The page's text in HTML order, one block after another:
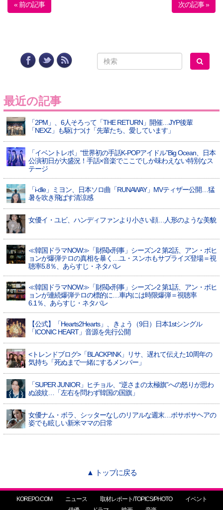
« 前の記事 次の記事 »
最近の記事
「2PM」、6人そろって「THE RETURN」開催…JYP後輩
「NEXZ」も駆けつけ「先輩たち、愛しています」
「イベントレポ」“世界初の手話K-POPアイドル”Big Ocean、日本
公演初日が大盛況！手話×音楽でここでしか味わえない特別なス
テージ
「i-dle」ミヨン、日本ソロ曲「RUNAWAY」MVティザー公開…猛
暑を吹き飛ばす清涼感
女優イ・ユビ、ハンディファンより小さい顔…人形のような美貌
≪韓国ドラマNOW≫「財閥x刑事」シーズン2 第2話、アン・ボヒ
ョンが爆弾テロの真相を暴く…ユ・スンホもサプライズ登場＝視
聴率5.8％、あらすじ・ネタバレ
≪韓国ドラマNOW≫「財閥x刑事」シーズン2 第1話、アン・ボヒ
ョンが連続爆弾テロの標的に…車内には時限爆弾＝視聴率
6.1％、あらすじ・ネタバレ
【公式】「Hearts2Hearts」、きょう（9日）日本1stシングル
「ICONIC HEART」音源を先行公開
<トレンドブログ>「BLACKPINK」リサ、遅れて伝えた10周年の
気持ち「死ぬまで一緒にするメンバー」
「SUPER JUNIOR」ヒチョル、“逆さまの太極旗”への怒りが思わ
ぬ波紋…「左右を問わず韓国の国旗」
女優ナム・ボラ、シッターなしのリアルな週末…ボサボサヘアの
姿でも眩しい新米ママの日常
▲ トップに戻る
KOREPO.COM ニュース 取材レポート/TOPICS/PHOTO
イベント